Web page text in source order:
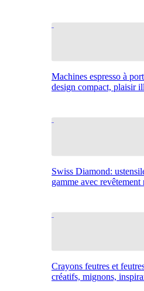
Machines espresso à
design compact, plaisir
Swiss Diamond:
gamme avec
Crayons feutres et
créatifs, mignons,